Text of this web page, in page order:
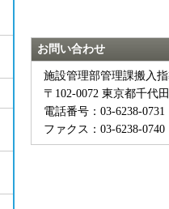
お問い合わせ
施設管理部管理課搬入
〒102-0072 東京都千代
電話番号：03-6238-0731
ファクス：03-6238-0740